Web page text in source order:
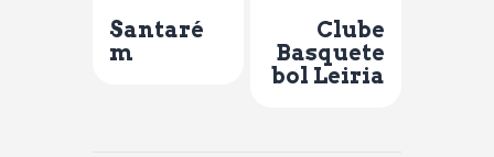
Santaré
m
Clube
Basquete
bol Leiria